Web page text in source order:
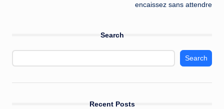
encaissez sans attendre
Search
Search
Recent Posts